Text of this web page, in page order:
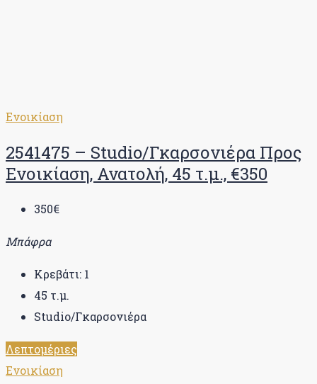
Ενοικίαση
2541475 – Studio/Γκαρσονιέρα Προς
Ενοικίαση, Ανατολή, 45 τ.μ., €350
350€
Μπάφρα
Κρεβάτι: 1
45 τ.μ.
Studio/Γκαρσονιέρα
Λεπτομέριες
Ενοικίαση